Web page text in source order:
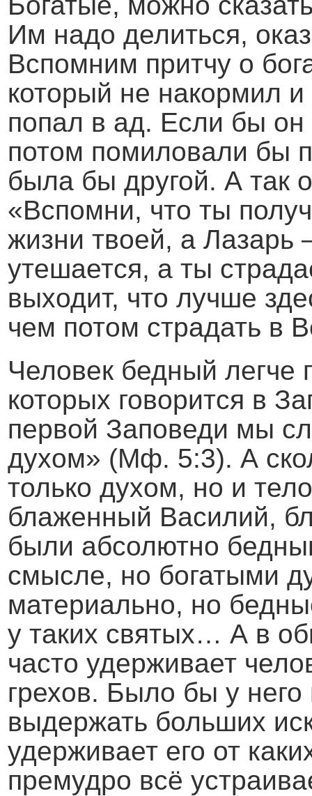
Им надо делиться,
Вспомним притчу о
который не накормил
попал в ад. Если бы он
потом помиловали бы
была бы другой. А так
«Вспомни, что ты
жизни твоей, а Лазарь
утешается, а ты
выходит, что лучше
чем потом страдать в
Человек бедный легче
которых говорится в
первой Заповеди мы
духом» (Мф. 5:3). А
только духом, но и
блаженный Василий,
были абсолютно
смысле, но богатыми
материально, но
у таких святых… А в
часто удерживает
грехов. Было бы у
выдержать больших
удерживает его от
премудро всё